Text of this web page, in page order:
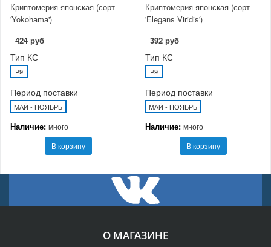
Криптомерия японская (сорт
'Yokohama')
424 руб
Тип КС
P9
Период поставки
МАЙ - НОЯБРЬ
Наличие: много
В корзину
Криптомерия японская (сорт
'Elegans Viridis')
392 руб
Тип КС
P9
Период поставки
МАЙ - НОЯБРЬ
Наличие: много
В корзину
О МАГАЗИНЕ